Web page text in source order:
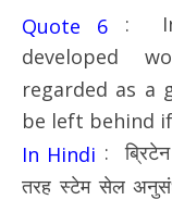
Quote 6 : In
developed
regarded as a
be left behind
In Hindi :
तरह स्टेम सेल